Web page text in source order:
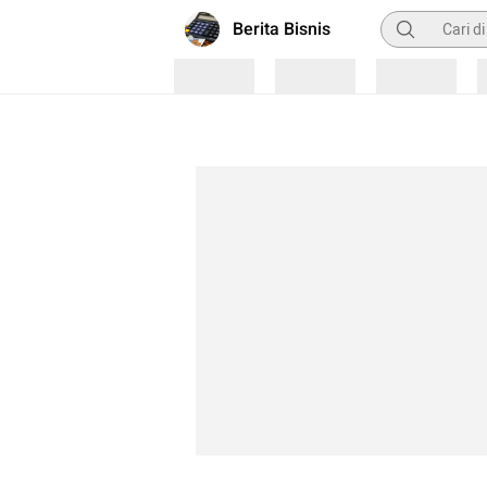
Berita Bisnis Pencarian